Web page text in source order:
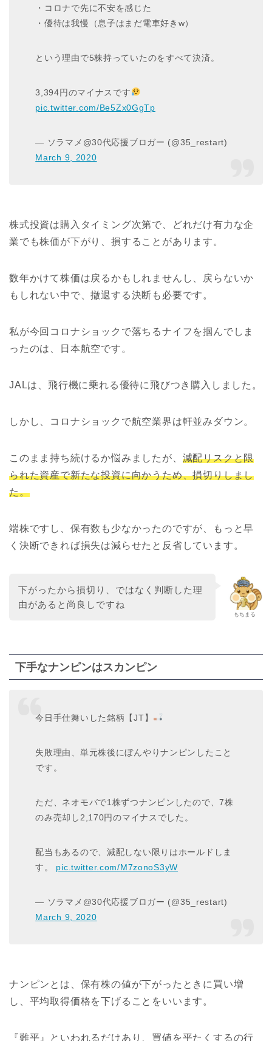
・コロナで先に不安を感じた
・優待は我慢（息子はまだ電車好きw）
という理由で5株持っていたのをすべて決済。
3,394円のマイナスです
pic.twitter.com/Be5Zx0GgTp
— ソラマメ@30代応援ブロガー (@35_restart)
March 9, 2020
株式投資は購入タイミング次第で、どれだけ有力な企
業でも株価が下がり、損することがあります。
数年かけて株価は戻るかもしれませんし、戻らないか
もしれない中で、撤退する決断も必要です。
私が今回コロナショックで落ちるナイフを掴んでしま
ったのは、日本航空です。
JALは、飛行機に乗れる優待に飛びつき購入しました。
しかし、コロナショックで航空業界は軒並みダウン。
このまま持ち続けるか悩みましたが、 減配リスクと限
られた資産で新たな投資に向かうため、損切りしまし
た。
端株ですし、保有数も少なかったのですが、もっと早
く決断できれば損失は減らせたと反省しています。
もちまる
下がったから損切り、ではなく判断した理
由があると尚良しですね
下手なナンピンはスカンピン
今日手仕舞いした銘柄【JT】
失敗理由、単元株後にぼんやりナンピンしたこと
です。
ただ、ネオモバで1株ずつナンピンしたので、7株
のみ売却し2,170円のマイナスでした。
配当もあるので、減配しない限りはホールドしま
す。 pic.twitter.com/M7zonoS3yW
— ソラマメ@30代応援ブロガー (@35_restart)
March 9, 2020
ナンピンとは、保有株の値が下がったときに買い増
し、平均取得価格を下げることをいいます。
『難平』といわれるだけあり、買値を平たくするの行